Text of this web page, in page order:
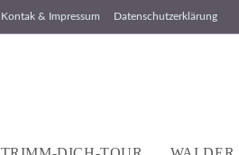
Kontak & Impressum Datenschutzerklärung